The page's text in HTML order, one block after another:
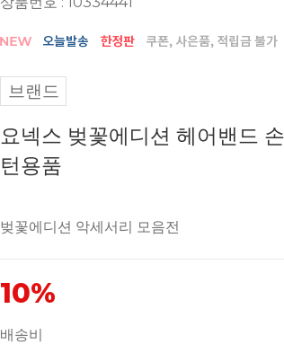
브랜드
요넥스 벚꽃에디션 헤어밴드
턴용품
벚꽃에디션 악세서리 모음전
10%
배송비